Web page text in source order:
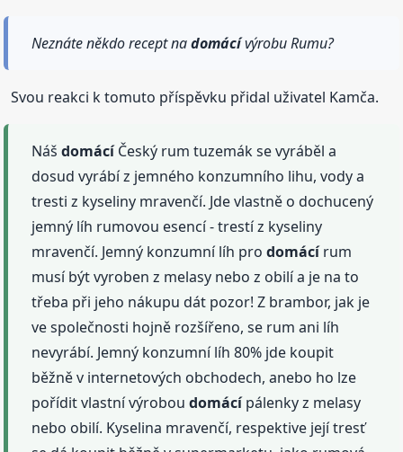
Neznáte někdo recept nadomácívýrobu Rumu?
Svou reakci k tomuto příspěvku přidal uživatel Kamča.
NášdomácíČeský rum tuzemák se vyráběl a
dosud vyrábí z jemného konzumního lihu, vody a
tresti z kyseliny mravenčí. Jde vlastně o dochucený
jemný líh rumovou esencí - trestí z kyseliny
mravenčí. Jemný konzumní líh prodomácírum
musí být vyroben z melasy nebo z obilí a je na to
třeba při jeho nákupu dát pozor! Z brambor, jak je
ve společnosti hojně rozšířeno, se rum ani líh
nevyrábí. Jemný konzumní líh 80% jde koupit
běžně v internetových obchodech, anebo ho lze
pořídit vlastní výroboudomácípálenky z melasy
nebo obilí. Kyselina mravenčí, respektive její tresť